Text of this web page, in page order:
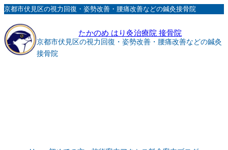
内
を
ス
キ
京都市伏見区の視力回復・姿勢改善・腰痛改善などの鍼灸接骨院
たかのめ はり灸治療院 接骨院
京都市伏見区の視力回復・姿勢改善・腰痛改善などの鍼灸
接骨院